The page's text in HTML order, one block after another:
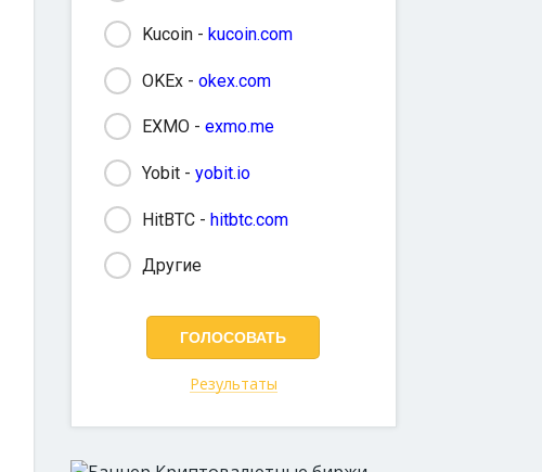
Kucoin - kucoin.com
OKEx - okex.com
EXMO - exmo.me
Yobit - yobit.io
HitBTC - hitbtc.com
Другие
Результаты